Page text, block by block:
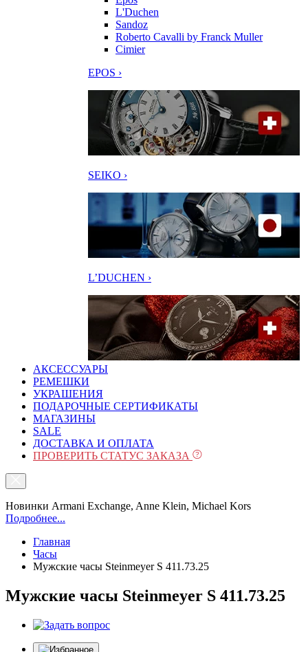
L'Duchen
Sandoz
Roberto Cavalli by Franck Muller
Cimier
EPOS ›
SEIKO ›
L’DUCHEN ›
АКСЕССУАРЫ
РЕМЕШКИ
УКРАШЕНИЯ
ПОДАРОЧНЫЕ СЕРТИФИКАТЫ
МАГАЗИНЫ
SALE
ДОСТАВКА И ОПЛАТА
ПРОВЕРИТЬ СТАТУС ЗАКАЗА
Новинки Armani Exchange, Anne Klein, Michael Kors
Подробнее...
Главная
Часы
Мужские часы Steinmeyer S 411.73.25
Мужские часы Steinmeyer S 411.73.25